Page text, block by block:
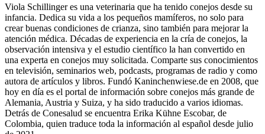
Viola Schillinger es una veterinaria que ha tenido conejos desde su
infancia. Dedica su vida a los pequeños mamíferos, no solo para
crear buenas condiciones de crianza, sino también para mejorar la
atención médica. Décadas de experiencia en la cría de conejos, la
observación intensiva y el estudio científico la han convertido en
una experta en conejos muy solicitada. Comparte sus conocimientos
en televisión, seminarios web, podcasts, programas de radio y como
autora de artículos y libros. Fundó Kaninchenwiese.de en 2008, que
hoy en día es el portal de información sobre conejos más grande de
Alemania, Austria y Suiza, y ha sido traducido a varios idiomas.
Detrás de Conesalud se encuentra Erika Kühne Escobar, de
Colombia, quien traduce toda la información al español desde julio